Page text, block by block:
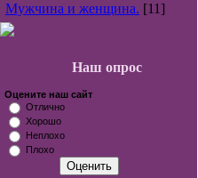
Мужчина и женщина. [11]
Наш опрос
Оцените наш сайт
Отлично
Хорошо
Неплохо
Плохо